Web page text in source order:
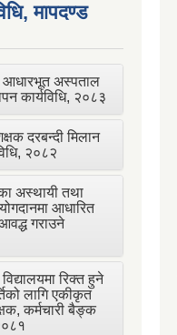
मापदण्ड
आधारभूत अस्पताल
कार्यविधि, २०८३
दरबन्दी मिलान
२०८२
अस्थायी तथा
आधारित
गराउने
रिक्त हुने
लागि एकीकृत
कर्मचारी बैङ्क